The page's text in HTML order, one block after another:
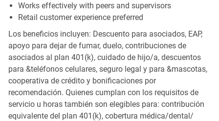
Works effectively with peers and supervisors
Retail customer experience preferred
Los beneficios incluyen: Descuento para asociados, EAP,
apoyo para dejar de fumar, duelo, contribuciones de
asociados al plan 401(k), cuidado de hijo/a, descuentos
para &teléfonos celulares, seguro legal y para &mascotas,
cooperativa de crédito y bonificaciones por
recomendación. Quienes cumplan con los requisitos de
servicio u horas también son elegibles para: contribución
equivalente del plan 401(k), cobertura médica/dental/